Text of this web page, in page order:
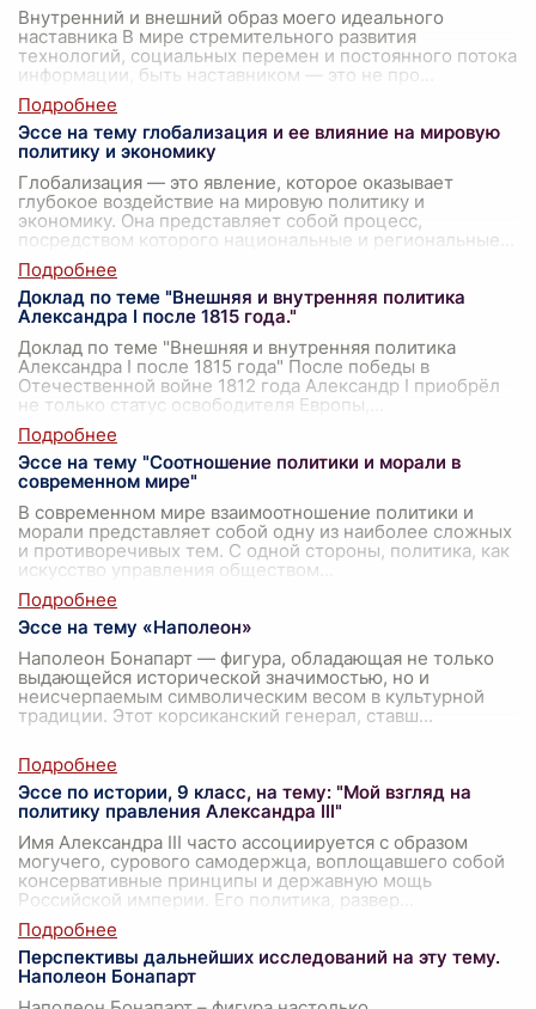
Внутренний и внешний образ моего идеального
наставника В мире стремительного развития
технологий, социальных перемен и постоянного потока
информации, быть наставником — это не про
Эссе на тему глобализация и ее влияние на мировую
политику и экономику
Глобализация — это явление, которое оказывает
глубокое воздействие на мировую политику и
экономику. Она представляет собой процесс,
посредством которого национальные и региональные
Доклад по теме "Внешняя и внутренняя политика
Александра I после 1815 года."
Доклад по теме "Внешняя и внутренняя политика
Александра I после 1815 года" После победы в
Отечественной войне 1812 года Александр I приобрёл
не только статус освободителя Европы,
Эссе на тему "Соотношение политики и морали в
современном мире"
В современном мире взаимоотношение политики и
морали представляет собой одну из наиболее сложных
и противоречивых тем. С одной стороны, политика, как
искусство управления обществом
Эссе на тему «Наполеон»
Наполеон Бонапарт — фигура, обладающая не только
выдающейся исторической значимостью, но и
неисчерпаемым символическим весом в культурной
традиции. Этот корсиканский генерал, ставш...
Эссе по истории, 9 класс, на тему: "Мой взгляд на
политику правления Александра III"
Имя Александра III часто ассоциируется с образом
могучего, сурового самодержца, воплощавшего собой
консервативные принципы и державную мощь
Российской империи. Его политика, развер
Перспективы дальнейших исследований на эту тему.
Наполеон Бонапарт